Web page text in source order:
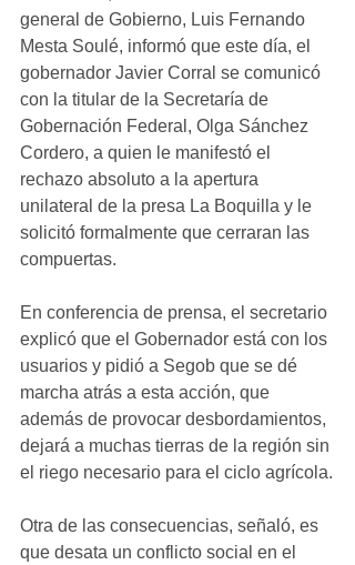
general de Gobierno, Luis Fernando
Mesta Soulé, informó que este día, el
gobernador Javier Corral se comunicó
con la titular de la Secretaría de
Gobernación Federal, Olga Sánchez
Cordero, a quien le manifestó el
rechazo absoluto a la apertura
unilateral de la presa La Boquilla y le
solicitó formalmente que cerraran las
compuertas.
En conferencia de prensa, el secretario
explicó que el Gobernador está con los
usuarios y pidió a Segob que se dé
marcha atrás a esta acción, que
además de provocar desbordamientos,
dejará a muchas tierras de la región sin
el riego necesario para el ciclo agrícola.
Otra de las consecuencias, señaló, es
que desata un conflicto social en el